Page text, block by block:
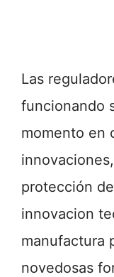
Las
funcionando
momento en
protección
innovacion
manufactura
novedosas